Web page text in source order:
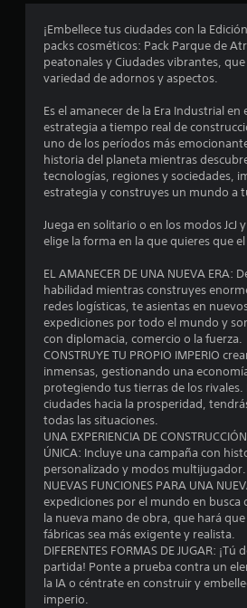
¡Embellece tus ciudades con la
packs cosméticos: Pack Parque de
peatonales y Ciudades vibrantes,
variedad de adornos y aspectos.
Es el amanecer de la Era Industrial en
estrategia a tiempo real de
uno de los períodos más
historia del planeta mientras
tecnologías, regiones y sociedades,
estrategia y construyes un mundo a
Juega en solitario o en los modos JcJ
elige la forma en la que quieres que
EL AMANECER DE UNA NUEVA ERA:
habilidad mientras construyes
redes logísticas, te asientas en
expediciones por todo el mundo y
con diplomacia, comercio o la fuerza.
CONSTRUYE TU PROPIO IMPERIO
inmensas, gestionando una
protegiendo tus tierras de los rivales.
ciudades hacia la prosperidad,
todas las situaciones.
UNA EXPERIENCIA DE
ÚNICA: Incluye una campaña con
personalizado y modos multijugador.
NUEVAS FUNCIONES PARA UNA
expediciones por el mundo en busca
la nueva mano de obra, que hará
fábricas sea más exigente y realista.
DIFERENTES FORMAS DE JUGAR:
partida! Ponte a prueba contra un
la IA o céntrate en construir y
imperio.